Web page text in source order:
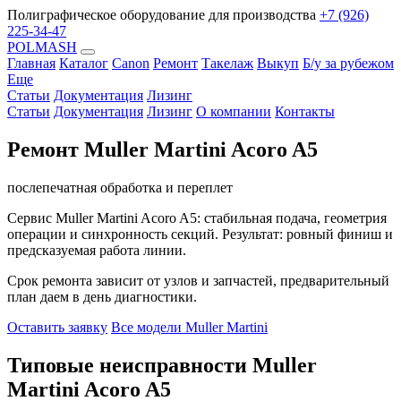
Полиграфическое оборудование для производства +7 (926)
225-34-47
POLMASH
Главная Каталог Canon Ремонт Такелаж Выкуп Б/у за рубежом
Еще
Статьи Документация Лизинг
Статьи Документация Лизинг О компании Контакты
Ремонт Muller Martini Acoro A5
послепечатная обработка и переплет
Сервис Muller Martini Acoro A5: стабильная подача, геометрия
операции и синхронность секций. Результат: ровный финиш и
предсказуемая работа линии.
Срок ремонта зависит от узлов и запчастей, предварительный
план даем в день диагностики.
Оставить заявку Все модели Muller Martini
Типовые неисправности Muller
Martini Acoro A5